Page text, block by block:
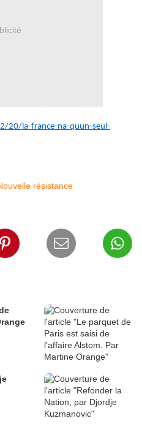
20/la-france-na-quun-seul-
résistance
Orange